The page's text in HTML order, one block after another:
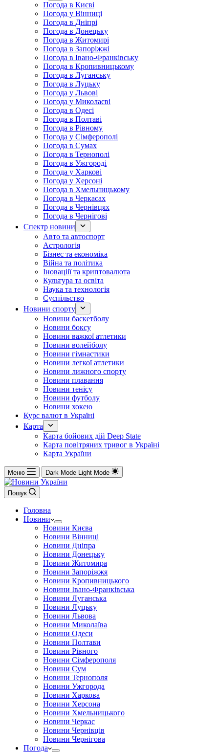
Погода в Києві
Погода у Вінниці
Погода в Дніпрі
Погода в Донецьку
Погода в Житомирі
Погода в Запоріжжі
Погода в Івано-Франківську
Погода в Кропивницькому
Погода в Луганську
Погода в Луцьку
Погода у Львові
Погода у Миколаєві
Погода в Одесі
Погода в Полтаві
Погода в Рівному
Погода у Сімферополі
Погода в Сумах
Погода в Тернополі
Погода в Ужгороді
Погода у Харкові
Погода у Херсоні
Погода в Хмельницькому
Погода в Черкасах
Погода в Чернівцях
Погода в Чернігові
Спектр новини
Авто та автоспорт
Астрологія
Бізнес та економіка
Війна та політика
Іноваціії та криптовалюта
Культура та освіта
Наука та технологія
Суспільство
Новини спорту
Новини баскетболу
Новини боксу
Новини важкої атлетики
Новини волейболу
Новини гімнастики
Новини легкої атлетики
Новини лижного спорту
Новини плавання
Новини тенісу
Новини футболу
Новини хокею
Курс валют в Україні
Карта
Карта бойових дій Deep State
Карта повітряних тривог в Україні
Карта України
Меню Dark Mode Light Mode
Пошук
Головна
Новини
Новини Києва
Новини Вінниці
Новини Дніпра
Новини Донецьку
Новини Житомира
Новини Запоріжжя
Новини Кропивницького
Новини Івано-Франківська
Новини Луганська
Новини Луцьку
Новини Львова
Новини Миколаїва
Новини Одеси
Новини Полтави
Новини Рівного
Новини Сімферополя
Новини Сум
Новини Тернополя
Новини Ужгорода
Новини Харкова
Новини Херсона
Новини Хмельницького
Новини Черкас
Новини Чернівців
Новини Чернігова
Погода